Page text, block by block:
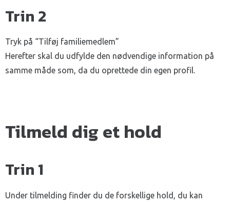
Trin 2
Tryk på “Tilføj familiemedlem”
Herefter skal du udfylde den nødvendige information på
samme måde som, da du oprettede din egen profil.
Tilmeld dig et hold
Trin 1
Under tilmelding finder du de forskellige hold, du kan